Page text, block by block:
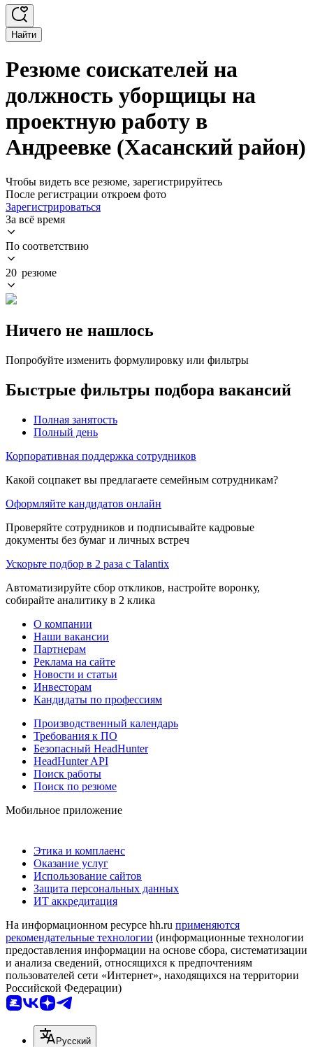
Найти
Резюме соискателей на
должность уборщицы на
проектную работу в
Андреевке (Хасанский район)
Чтобы видеть все резюме, зарегистрируйтесь
После регистрации откроем фото
Зарегистрироваться
За всё время
По соответствию
20 резюме
Ничего не нашлось
Попробуйте изменить формулировку или фильтры
Быстрые фильтры подбора вакансий
Полная занятость
Полный день
Корпоративная поддержка сотрудников
Какой соцпакет вы предлагаете семейным сотрудникам?
Оформляйте кандидатов онлайн
Проверяйте сотрудников и подписывайте кадровые
документы без бумаг и личных встреч
Ускорьте подбор в 2 раза с Talantix
Автоматизируйте сбор откликов, настройте воронку,
собирайте аналитику в 2 клика
О компании
Наши вакансии
Партнерам
Реклама на сайте
Новости и статьи
Инвесторам
Кандидаты по профессиям
Производственный календарь
Требования к ПО
Безопасный HeadHunter
HeadHunter API
Поиск работы
Поиск по резюме
Мобильное приложение
Этика и комплаенс
Оказание услуг
Использование сайтов
Защита персональных данных
ИТ аккредитация
На информационном ресурсе hh.ru применяются
рекомендательные технологии (информационные технологии
предоставления информации на основе сбора, систематизации
и анализа сведений, относящихся к предпочтениям
пользователей сети «Интернет», находящихся на территории
Российской Федерации)
Русский